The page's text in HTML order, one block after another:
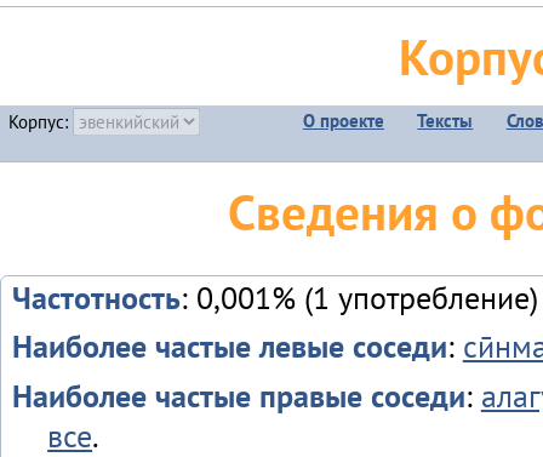
Корпус: О проекте Тексты
Сведения о
Частотность: 0,001% (1 употребление)
Наиболее частые левые соседи:
Наиболее частые правые соседи:
все.